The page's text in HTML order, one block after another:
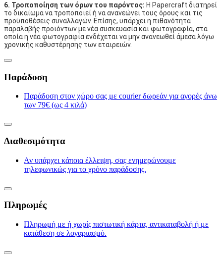
6. Τροποποίηση των όρων του παρόντος: H Papercraft διατηρεί
το δικαίωμα να τροποποιεί ή να ανανεώνει τoυς όρους και τις
προϋποθέσεις συναλλαγών. Επίσης, υπάρχει η πιθανότητα
παραλαβής προϊόντων με νέα συσκευασία και φωτογραφία, στα
οποία η νέα φωτογραφία ενδέχεται να μην ανανεωθεί άμεσα λόγω
χρονικής καθυστέρησης των εταιρειών.
Παράδοση
Παράδοση στον χώρο σας με courier δωρεάν για αγορές άνω
των 79€ (ως 4 κιλά)
Διαθεσιμότητα
Αν υπάρχει κάποια έλλειψη, σας ενημερώνουμε
τηλεφωνικώς για το χρόνο παράδοσης.
Πληρωμές
Πληρωμή με ή χωρίς πιστωτική κάρτα, αντικαταβολή ή με
κατάθεση σε λογαριασμό.